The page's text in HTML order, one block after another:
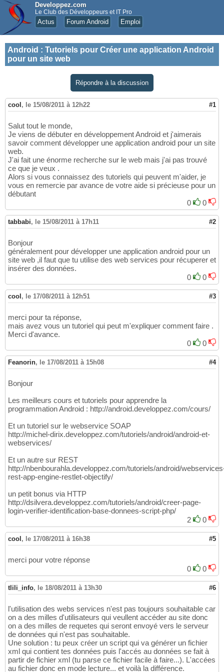
Developpez.com
Le Club des Développeurs et IT Pro
Actus Forum Android Emploi
Android : Tutoriels pour Créer une application Android
pour un site web
Répondre à la discussion
cool , le 15/08/2011 à 12h22 #1
Salut tout le monde,
Je viens de débuter en développement Android et j'aimerais
savoir comment développer une application android pour un site
web.
J'ai fait une énorme recherche sur le web mais j'ai pas trouvé
ce que je veux .
Alors si vous connaissez des tutoriels qui peuvent m'aider, je
vous en remercie par avance de votre aide si précieuse pour un
débutant
0
0
tabbabi, le 15/08/2011 à 17h11 #2
Bonjour
généralement pour développer une application android pour un
site web ,il faut que tu utilise des web services pour récuperer et
insérer des données.
0
0
cool , le 17/08/2011 à 12h51 #3
merci pour ta réponse,
mais avez vous un tutoriel qui peut m'expliquer comment faire .
Merci d'avance.
0
0
Feanorin, le 17/08/2011 à 15h08 #4
Bonjour
Les meilleurs cours et tutoriels pour apprendre la
programmation Android : http://android.developpez.com/cours/
Et un tutoriel sur le webservice SOAP
http://michel-dirix.developpez.com/tutoriels/android/android-et-
webservices/
Et un autre sur REST
http://nbenbourahla.developpez.com/tutoriels/android/
rest-app-engine-restlet-objectify/
un petit bonus via HTTP
http://dsilvera.developpez.com/tutoriels/android/creer-page-
login-verifier-identification-base-donnees-script-php/
2
0
cool , le 17/08/2011 à 16h38 #5
merci pour votre réponse
0
0
tlili_info, le 18/08/2011 à 13h30 #6
l'utilisation des webs services n'est pas toujours souhaitable car
on a des milles d'utilisateurs qui veullent accéder au site donc
on a des milles de requetes qui seront envoyé vers le serveur
de données qui n'est pas souhaitable.
Une solution : tu peux créer un script qui va générer un fichier
xml qui contient tes données puis l'accés au données se fait à
partir de fichier xml (tu parse ce fichier facile à faire...). L'accées
au fichier donc en mode lecture... et voilà la différence.